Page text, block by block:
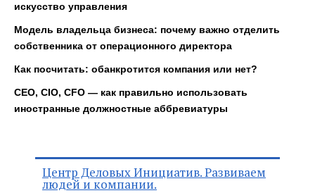
искусство управления
Модель владельца бизнеса: почему важно отделить
собственника от операционного директора
Как посчитать: обанкротится компания или нет?
CEO, CIO, CFO — как правильно использовать
иностранные должностные аббревиатуры
Центр Деловых Инициатив. Развиваем
людей и компании.